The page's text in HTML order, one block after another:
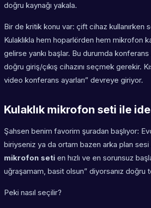
doğru kaynağı yakala.
Bir de kritik konu var: çift cihaz kullanırken
Kulaklıkla hem hoparlörden hem mikrofon
gelirse yankı başlar. Bu durumda konferans
doğru giriş/çıkış cihazını seçmek gerekir.
video konferans ayarları” devreye giriyor.
Kulaklık mikrofon seti ile
Şahsen benim favorim şuradan başlıyor:
biriyseniz ya da ortam bazen arka plan
mikrofon seti en hızlı ve en sorunsuz
uğraşamam, basit olsun” diyorsanız doğru
Peki nasıl seçilir?